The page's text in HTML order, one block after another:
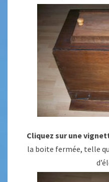
Cliquez sur une
la boite fermée, telle